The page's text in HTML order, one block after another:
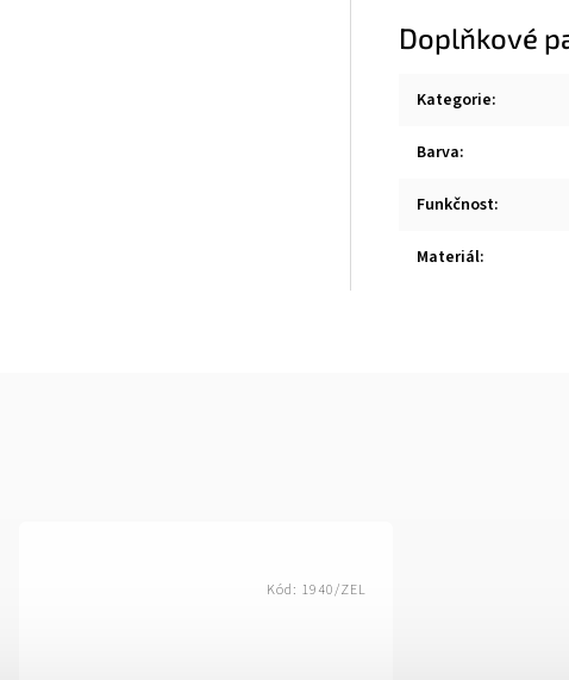
Doplňkové
Kategorie:
Barva:
Funkčnost:
Materiál:
Kód: 1940/ZEL